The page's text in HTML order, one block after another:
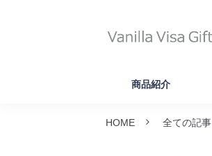
商品紹介
HOME 全ての記事